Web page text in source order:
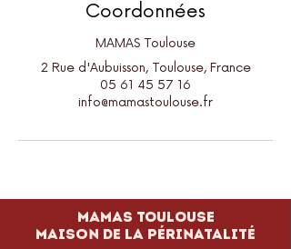
Coordonnées
MAMAS Toulouse
2 Rue d'Aubuisson, Toulouse, France
05 61 45 57 16
info@mamastoulouse.fr
MAMAS TOULOUSE
Maison de la périnatalité